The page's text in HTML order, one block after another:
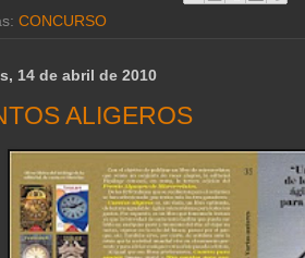
CONCURSO
14 de abril de 2010
ALIGEROS